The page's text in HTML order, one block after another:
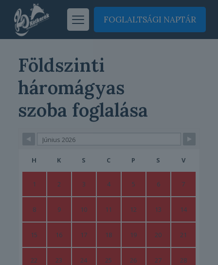
FOGLALTSÁGI NAPTÁR
Földszinti
háromágyas
szoba foglalása
Skip Booking Form
H K S C P S V
1 2 3 4 5 6 7
8 9 10 11 12 13 14
15 16 17 18 19 20 21
22 23 24 25 26 27 28